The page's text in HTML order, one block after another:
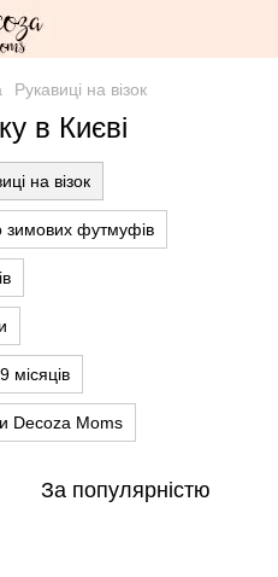
Рукавиці на візок
в Києві
на візок
зимових футмуфів
місяців
Decoza Moms
За популярністю